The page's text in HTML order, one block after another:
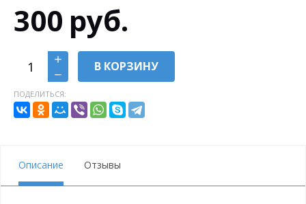
300 руб.
В КОРЗИНУ
ПОДЕЛИТЬСЯ:
Описание Отзывы